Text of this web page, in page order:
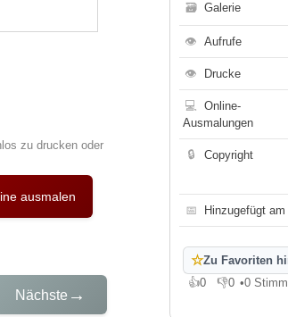
zu drucken oder
ausmalen
Nächste →
🗃 Galerie
👁 Aufrufe
👁 Drucke
💻
Online-
Ausmalungen
🔒 Copyright
📅 Hinzugefügt am
☆Zu Favoriten
👍0
Gefällt mir
👎0
Gefällt mir
•0